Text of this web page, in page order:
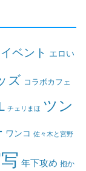
イベント エロい
ズ コラボカフェ
チェリまほ ツン
ワンコ 佐々木と宮野
年下攻め 抱か